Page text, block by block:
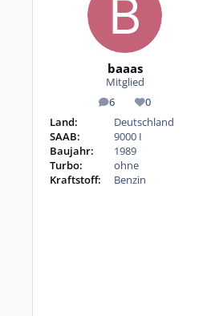
baaas
Mitglied
6
Beiträge0
Reputation
Land:
Deutschland
SAAB:
9000 I
Baujahr:
1989
Turbo:
ohne
Kraftstoff:
Benzin